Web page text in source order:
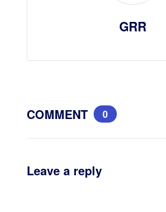
GRR
COMMENT 0
Leave a reply